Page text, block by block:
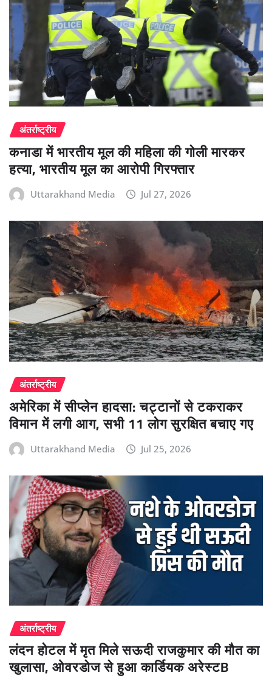
अंतर्राष्ट्रीय
कनाडा में भारतीय मूल की महिला की गोली मारकर
हत्या, भारतीय मूल का आरोपी गिरफ्तार
Uttarakhand Media Jul 27, 2026
अंतर्राष्ट्रीय
अमेरिका में सीप्लेन हादसा: चट्टानों से टकराकर
विमान में लगी आग, सभी 11 लोग सुरक्षित बचाए गए
Uttarakhand Media Jul 25, 2026
अंतर्राष्ट्रीय
लंदन होटल में मृत मिले सऊदी राजकुमार की मौत का
खुलासा, ओवरडोज से हुआ कार्डियक अरेस्टB